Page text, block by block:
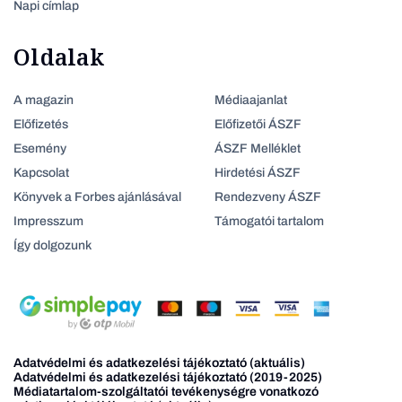
Napi címlap
Oldalak
A magazin
Előfizetés
Esemény
Kapcsolat
Könyvek a Forbes ajánlásával
Impresszum
Így dolgozunk
Médiaajanlat
Előfizetői ÁSZF
ÁSZF Melléklet
Hirdetési ÁSZF
Rendezveny ÁSZF
Támogatói tartalom
Adatvédelmi és adatkezelési tájékoztató (aktuális)
Adatvédelmi és adatkezelési tájékoztató (2019-2025)
Médiatartalom-szolgáltatói tevékenységre vonatkozó